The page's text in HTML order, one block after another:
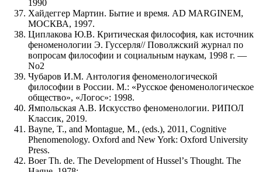
1990
Хайдеггер Мартин. Бытие и время. AD MARGINEM,
МОСКВА, 1997.
Циплакова Ю.В. Критическая философия, как источник
феноменологии Э. Гуссерля// Поволжский журнал по
вопросам философии и социальным наукам, 1998 г. —
No2
Чубаров И.М. Антология феноменологической
философии в России. М.: «Русское феноменологическое
общество», «Логос»: 1998.
Ямпольская А.В. Искусство феноменологии. РИПОЛ
Классик, 2019.
Bayne, T., and Montague, M., (eds.), 2011, Cognitive
Phenomenology. Oxford and New York: Oxford University
Press.
Boer Th. de. The Development of Husselʼs Thought. The